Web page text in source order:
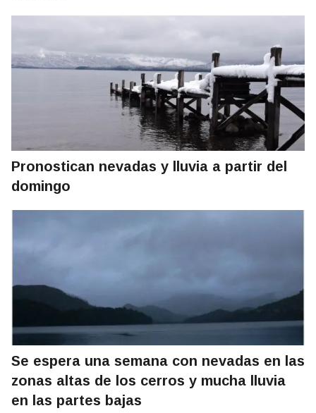
Pronostican nevadas y lluvia a partir del
domingo
Se espera una semana con nevadas en las
zonas altas de los cerros y mucha lluvia
en las partes bajas